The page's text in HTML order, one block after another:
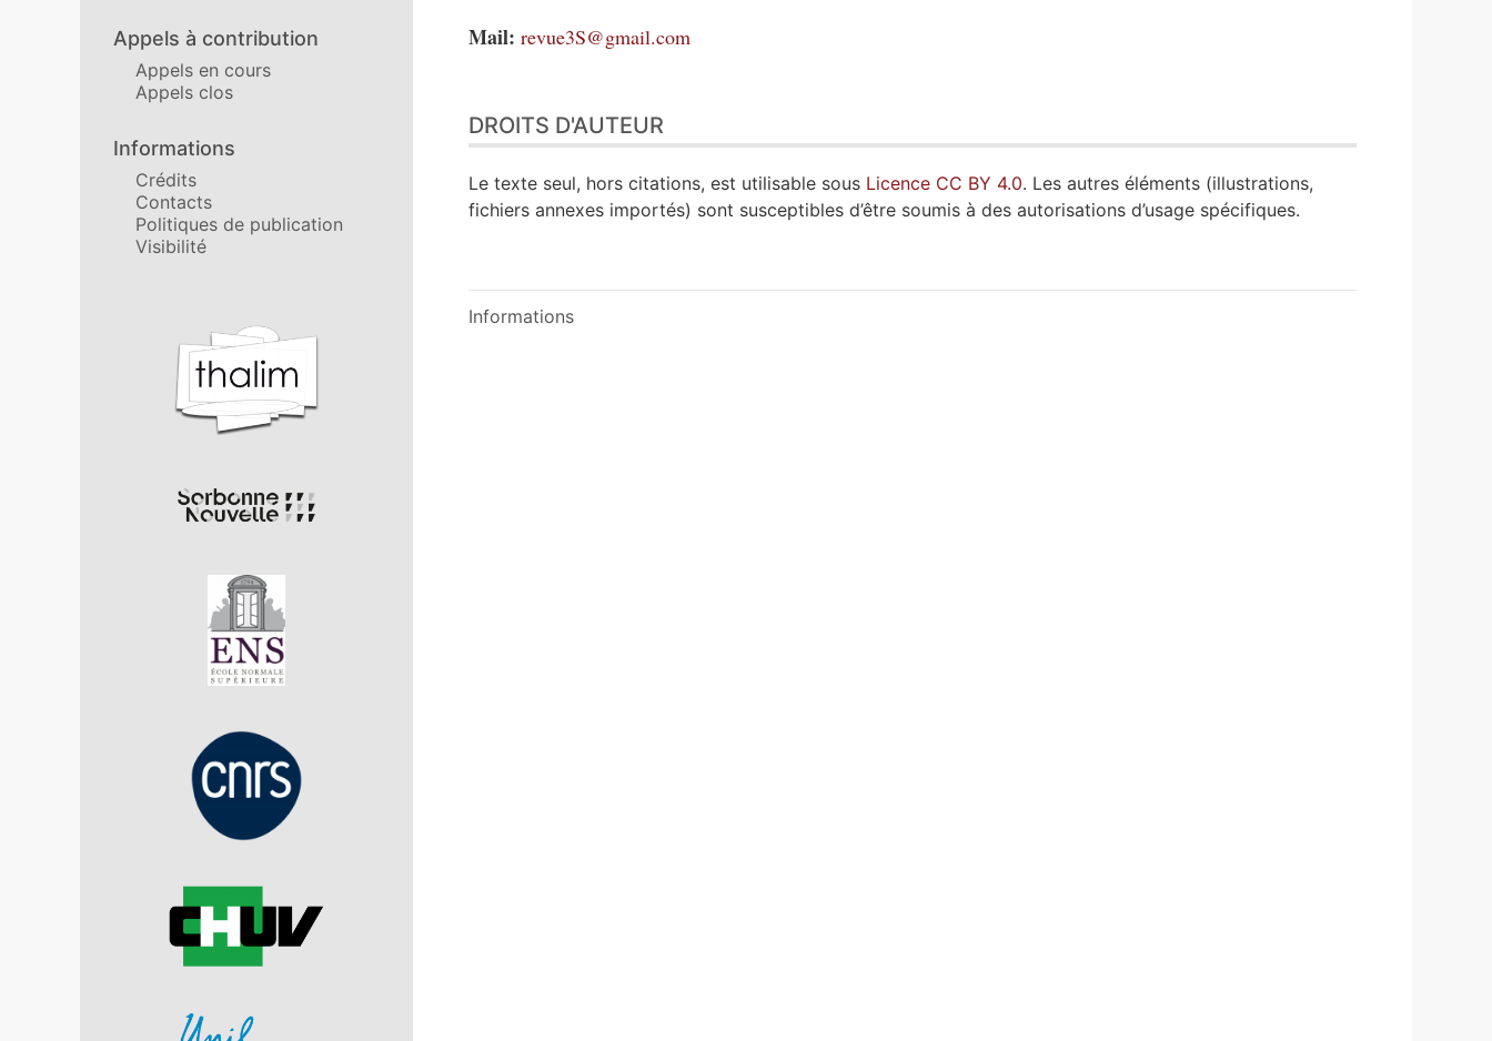
Appels à contribution
Appels en cours
Appels clos
Informations
Crédits
Contacts
Politiques de publication
Visibilité
Affiliations/partenaires
Mail: revue3S@gmail.com
DROITS D'AUTEUR
Le texte seul, hors citations, est utilisable sous Licence CC BY 4.0. Les autres éléments (illustrations,
fichiers annexes importés) sont susceptibles d’être soumis à des autorisations d’usage spécifiques.
Informations